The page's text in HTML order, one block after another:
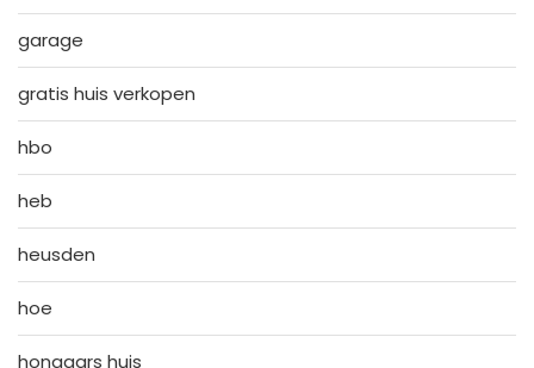
garage
gratis huis verkopen
hbo
heb
heusden
hoe
hongaars huis